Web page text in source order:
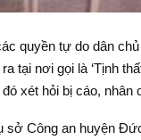
quyền tự do dân
tại nơi gọi là ‘Tịnh
xét hỏi bị cáo, nhân
sở Công an huyện